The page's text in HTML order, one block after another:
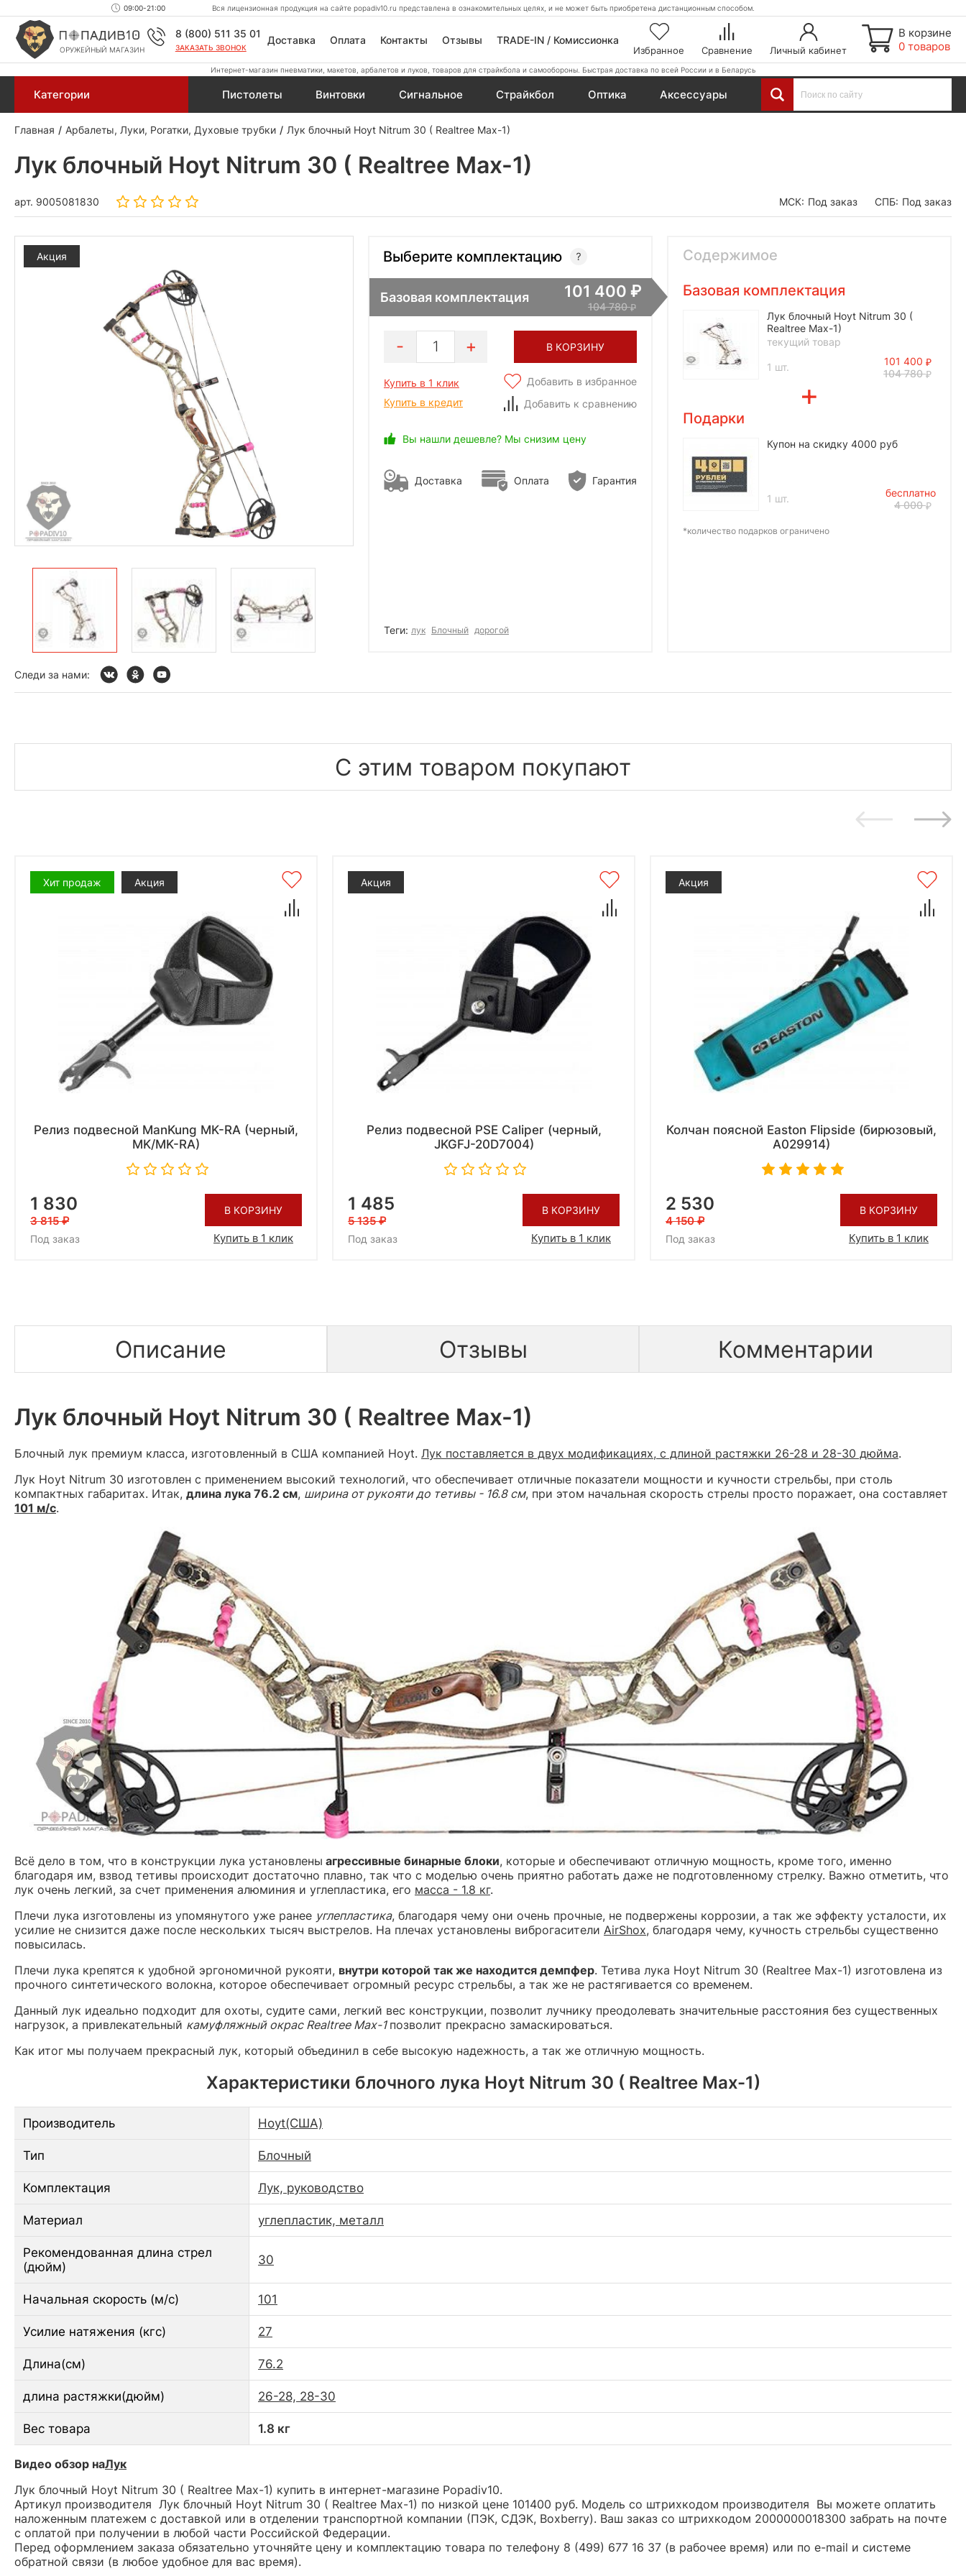
09:00-21:00 Вся лицензионная продукция на сайте popadiv10.ru представлена в ознакомительных целях, и не может быть приобретена дистанционным способом.
ОРУЖЕЙНЫЙ МАГАЗИН
8 (800) 511 35 01
ЗАКАЗАТЬ ЗВОНОК
Доставка Оплата Контакты Отзывы TRADE-IN / Комиссионка
Избранное Сравнение Личный кабинет
В корзине
0 товаров
Интернет-магазин пневматики, макетов, арбалетов и луков, товаров для страйкбола и самообороны. Быстрая доставка по всей России и в Беларусь
Категории Пистолеты Винтовки Сигнальное Страйкбол Оптика Аксессуары
Главная Арбалеты, Луки, Рогатки, Духовые трубки Лук блочный Hoyt Nitrum 30 ( Realtree Max-1)
Лук блочный Hoyt Nitrum 30 ( Realtree Max-1)
арт. 9005081830 МСК: Под заказ СПБ: Под заказ
Акция Выберите комплектацию
Базовая комплектация 101 400
104 780
1 В КОРЗИНУ
Купить в 1 клик
Купить в кредит
Добавить в избранное
Добавить к сравнению
Вы нашли дешевле? Мы снизим цену
Доставка Оплата Гарантия
Теги: лук Блочный дорогой
Содержимое
Базовая комплектация
Лук блочный Hoyt Nitrum 30 (
Realtree Max-1)
текущий товар
1 шт.
101 400
104 780
Подарки
Купон на скидку 4000 руб
1 шт.
бесплатно
4 000
*количество подарков ограничено
Следи за нами:
С этим товаром покупают
Хит продаж Акция
Релиз подвесной ManKung MK-RA (черный,
MK/MK-RA)
1 830
3 815
Под заказ
В КОРЗИНУ
Купить в 1 клик
Акция
Релиз подвесной PSE Caliper (черный,
JKGFJ-20D7004)
1 485
5 135
Под заказ
В КОРЗИНУ
Купить в 1 клик
Акция
Колчан поясной Easton Flipside (бирюзовый,
A029914)
2 530
4 150
Под заказ
В КОРЗИНУ
Купить в 1 клик
Описание Отзывы Комментарии
Лук блочный Hoyt Nitrum 30 ( Realtree Max-1)
Блочный лук премиум класса, изготовленный в США компанией Hoyt. Лук поставляется в двух модификациях, с длиной растяжки 26-28 и 28-30 дюйма.
Лук Hoyt Nitrum 30 изготовлен с применением высокий технологий, что обеспечивает отличные показатели мощности и кучности стрельбы, при столь
компактных габаритах. Итак, длина лука 76.2 см, ширина от рукояти до тетивы - 16.8 см, при этом начальная скорость стрелы просто поражает, она составляет
101 м/с.
Всё дело в том, что в конструкции лука установлены агрессивные бинарные блоки, которые и обеспечивают отличную мощность, кроме того, именно
благодаря им, взвод тетивы происходит достаточно плавно, так что с моделью очень приятно работать даже не подготовленному стрелку. Важно отметить, что
лук очень легкий, за счет применения алюминия и углепластика, его масса - 1.8 кг.
Плечи лука изготовлены из упомянутого уже ранее углепластика, благодаря чему они очень прочные, не подвержены коррозии, а так же эффекту усталости, их
усилие не снизится даже после нескольких тысяч выстрелов. На плечах установлены виброгасители AirShox, благодаря чему, кучность стрельбы существенно
повысилась.
Плечи лука крепятся к удобной эргономичной рукояти, внутри которой так же находится демпфер. Тетива лука Hoyt Nitrum 30 (Realtree Max-1) изготовлена из
прочного синтетического волокна, которое обеспечивает огромный ресурс стрельбы, а так же не растягивается со временем.
Данный лук идеально подходит для охоты, судите сами, легкий вес конструкции, позволит лучнику преодолевать значительные расстояния без существенных
нагрузок, а привлекательный камуфляжный окрас Realtree Max-1 позволит прекрасно замаскироваться.
Как итог мы получаем прекрасный лук, который объединил в себе высокую надежность, а так же отличную мощность.
Характеристики блочного лука Hoyt Nitrum 30 ( Realtree Max-1)
Производитель Hoyt(США)
Тип Блочный
Комплектация Лук, руководство
Материал углепластик, металл
Рекомендованная длина стрел
(дюйм)
30
Начальная скорость (м/с) 101
Усилие натяжения (кгс) 27
Длина(см) 76.2
длина растяжки(дюйм) 26-28, 28-30
Вес товара 1.8 кг
Видео обзор наЛук
Лук блочный Hoyt Nitrum 30 ( Realtree Max-1) купить в интернет-магазине Popadiv10.
Артикул производителя Лук блочный Hoyt Nitrum 30 ( Realtree Max-1) по низкой цене 101400 руб. Модель со штрихкодом производителя Вы можете оплатить
наложенным платежем с доставкой или в отделении транспортной компании (ПЭК, СДЭК, Boxberry). Ваш заказ со штрихкодом 2000000018300 забрать на почте
с оплатой при получении в любой части Российской Федерации.
Перед оформлением заказа обязательно уточняйте цену и комплектацию товара по телефону 8 (499) 677 16 37 (в рабочее время) или по e-mail и системе
обратной связи (в любое удобное для вас время).